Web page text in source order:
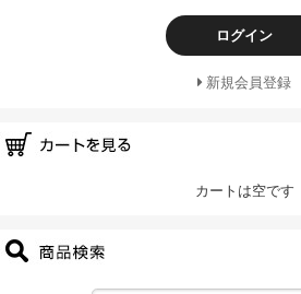
ログイン
新規会員登録
カートは空です